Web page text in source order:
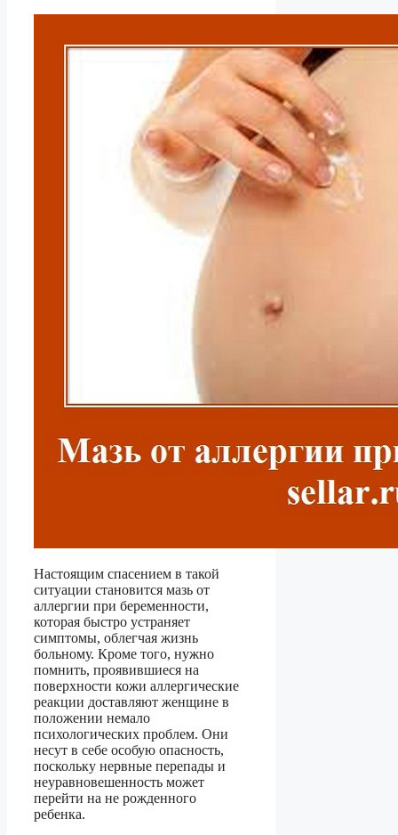
Настоящим спасением в такой
ситуации становится мазь от
аллергии при беременности,
которая быстро устраняет
симптомы, облегчая жизнь
больному. Кроме того, нужно
помнить, проявившиеся на
поверхности кожи аллергические
реакции доставляют женщине в
положении немало
психологических проблем. Они
несут в себе особую опасность,
поскольку нервные перепады и
неуравновешенность может
перейти на не рожденного
ребенка.